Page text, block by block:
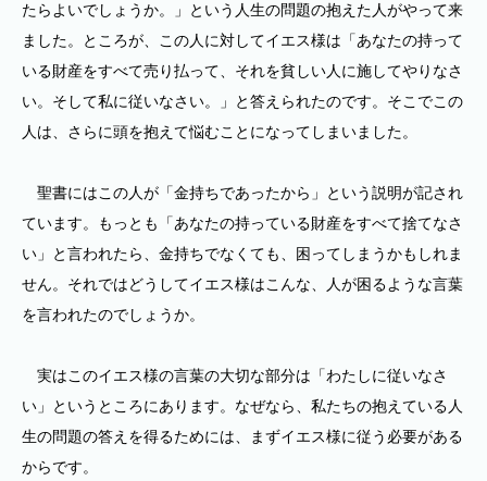
たらよいでしょうか。」という人生の問題の抱えた人がやって来
ました。ところが、この人に対してイエス様は「あなたの持って
いる財産をすべて売り払って、それを貧しい人に施してやりなさ
い。そして私に従いなさい。」と答えられたのです。そこでこの
人は、さらに頭を抱えて悩むことになってしまいました。
聖書にはこの人が「金持ちであったから」という説明が記され
ています。もっとも「あなたの持っている財産をすべて捨てなさ
い」と言われたら、金持ちでなくても、困ってしまうかもしれま
せん。それではどうしてイエス様はこんな、人が困るような言葉
を言われたのでしょうか。
実はこのイエス様の言葉の大切な部分は「わたしに従いなさ
い」というところにあります。なぜなら、私たちの抱えている人
生の問題の答えを得るためには、まずイエス様に従う必要がある
からです。